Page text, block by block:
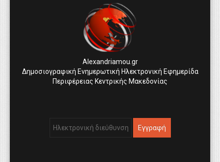
Alexandriamou.gr
Δημοσιογραφική Ενημερωτική Ηλεκτρονική Εφημερίδα
Περιφέρειας Κεντρικής Μακεδονίας